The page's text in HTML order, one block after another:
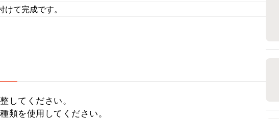
て完成です。
してください。
類を使用してください。